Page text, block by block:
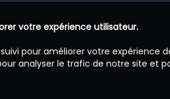
votre expérience utilisateur.
pour améliorer votre expérience
analyser le trafic de notre site et